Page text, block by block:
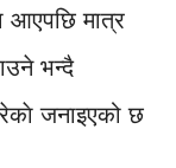
आएपछि मात्र
भन्दै
जनाइएको छ